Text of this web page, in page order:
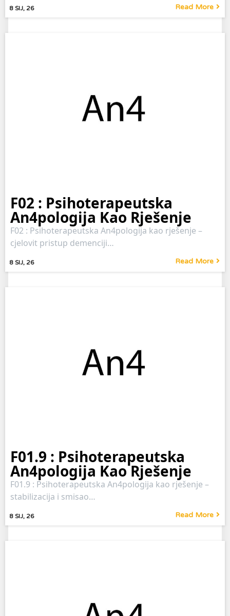
8 SIJ, 26 Read More
F02 : Psihoterapeutska
An4pologija Kao Rješenje
8 SIJ, 26
F02 : Psihoterapeutska An4pologija kao rješenje –
cjelovit pristup demenciji…
Read More
F01.9 : Psihoterapeutska
An4pologija Kao Rješenje
8 SIJ, 26
F01.9 : Psihoterapeutska An4pologija kao rješenje –
stabilizacija i smisao…
Read More